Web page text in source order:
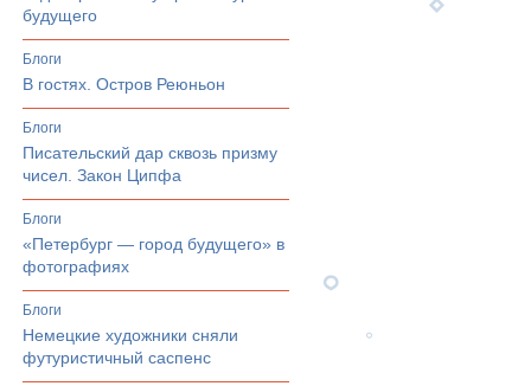
будущего
Блоги
В гостях. Остров Реюньон
Блоги
Писательский дар сквозь призму
чисел. Закон Ципфа
Блоги
«Петербург — город будущего» в
фотографиях
Блоги
Немецкие художники сняли
футуристичный саспенс